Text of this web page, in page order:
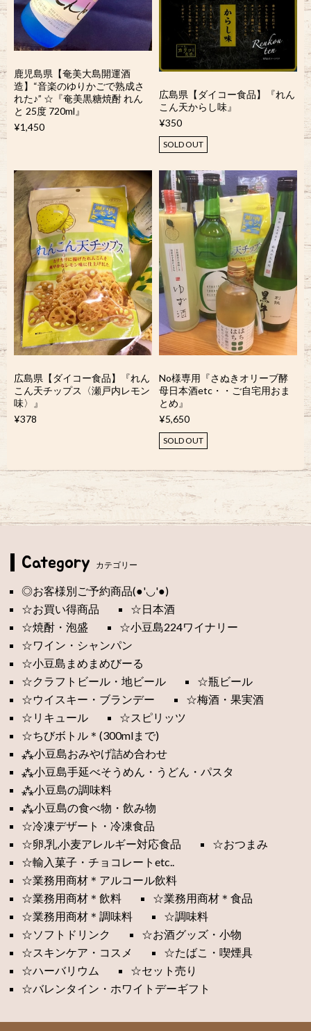
鹿児島県【奄美大島開運酒
造】“音楽のゆりかごで熟成さ
れた♪” ☆『奄美黒糖焼酎 れん
と 25度 720ml』
¥1,450
広島県【ダイコー食品】『れん
こん天からし味』
¥350
SOLD OUT
広島県【ダイコー食品】『れん
こん天チップス〈瀬戸内レモン
味〉』
¥378
No様専用『さぬきオリーブ酵
母日本酒etc・・ご自宅用おま
とめ』
¥5,650
SOLD OUT
Category カテゴリー
◎お客様別ご予約商品(●'◡'●)
☆お買い得商品
☆日本酒
☆焼酎・泡盛
☆小豆島224ワイナリー
☆ワイン・シャンパン
☆小豆島まめまめびーる
☆クラフトビール・地ビール
☆瓶ビール
☆ウイスキー・ブランデー
☆梅酒・果実酒
☆リキュール
☆スピリッツ
☆ちびボトル＊(300mlまで)
⁂小豆島おみやげ詰め合わせ
⁂小豆島手延べそうめん・うどん・パスタ
⁂小豆島の調味料
⁂小豆島の食べ物・飲み物
☆冷凍デザート・冷凍食品
☆卵,乳,小麦アレルギー対応食品
☆おつまみ
☆輸入菓子・チョコレートetc..
☆業務用商材＊アルコール飲料
☆業務用商材＊飲料
☆業務用商材＊食品
☆業務用商材＊調味料
☆調味料
☆ソフトドリンク
☆お酒グッズ・小物
☆スキンケア・コスメ
☆たばこ・喫煙具
☆ハーバリウム
☆セット売り
☆バレンタイン・ホワイトデーギフト